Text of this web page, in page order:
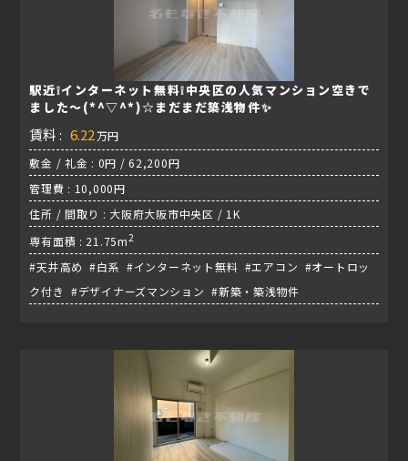
駅近❕インターネット無料❕中央区の人気マンション空きで
ました～(*^▽^*)☆まだまだ築浅物件✨
賃料 : 6.22 万円
敷金 / 礼金 : 0円 / 62,200円
管理費 : 10,000円
住所 / 間取り : 大阪府大阪市中央区 / 1K
専有面積 : 21.75m2
#天井高め #白系 #インターネット無料 #エアコン #オートロッ
ク付き #デザイナーズマンション #新築・築浅物件